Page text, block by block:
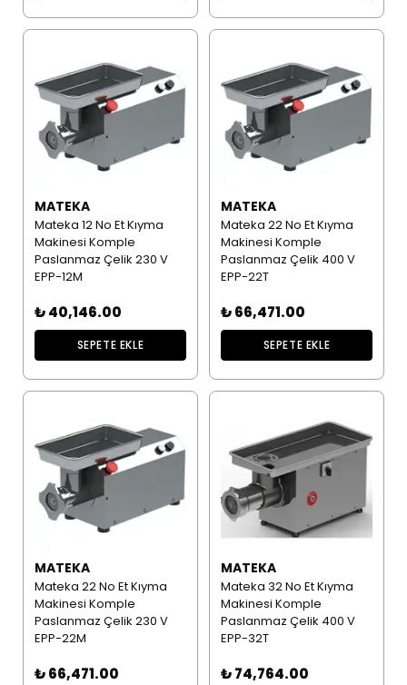
MATEKA
Mateka 12 No Et Kıyma
Makinesi Komple
Paslanmaz Çelik 230 V
EPP-12M
₺ 40,146.00
SEPETE EKLE
MATEKA
Mateka 22 No Et Kıyma
Makinesi Komple
Paslanmaz Çelik 400 V
EPP-22T
₺ 66,471.00
SEPETE EKLE
MATEKA
Mateka 22 No Et Kıyma
Makinesi Komple
Paslanmaz Çelik 230 V
EPP-22M
₺ 66,471.00
MATEKA
Mateka 32 No Et Kıyma
Makinesi Komple
Paslanmaz Çelik 400 V
EPP-32T
₺ 74,764.00